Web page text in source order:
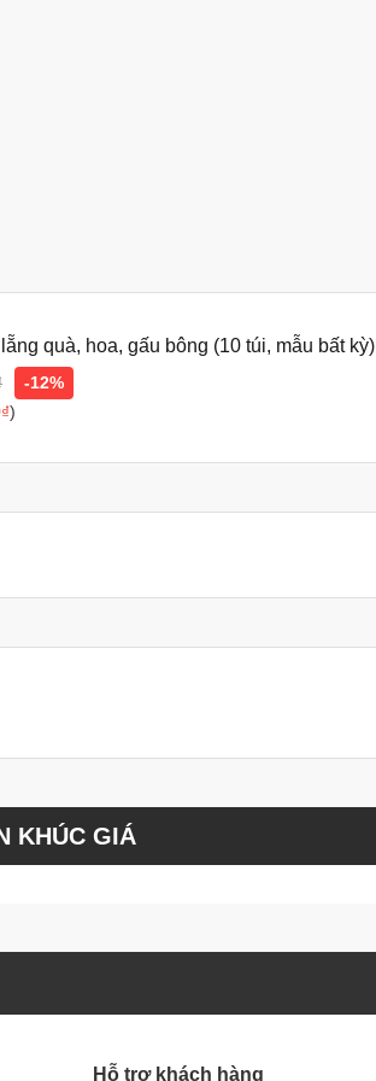
quà, hoa, gấu bông (10 túi, mẫu bất kỳ)
-12%
)
KHÚC GIÁ
Hỗ trợ khách hàng